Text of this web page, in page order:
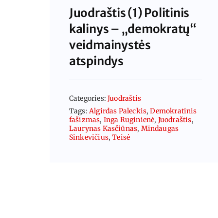
Juodraštis (1) Politinis
kalinys – „demokratų“
veidmainystės
atspindys
Categories:Juodraštis
Tags:Algirdas Paleckis,Demokratinis
fašizmas, Inga Ruginienė, Juodraštis,
Laurynas Kasčiūnas, Mindaugas
Sinkevičius,Teisė